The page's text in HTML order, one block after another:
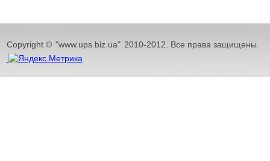
Copyright © "www.ups.biz.ua" 2010-2012. Все права защищены.